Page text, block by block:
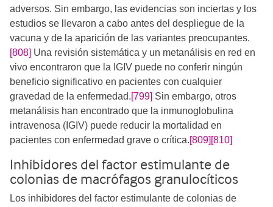
adversos. Sin embargo, las evidencias son inciertas y los
estudios se llevaron a cabo antes del despliegue de la
vacuna y de la aparición de las variantes preocupantes.
[808] ​ Una revisión sistemática y un metanálisis en red en
vivo encontraron que la IGIV puede no conferir ningún
beneficio significativo en pacientes con cualquier
gravedad de la enfermedad.[799] Sin embargo, otros
metanálisis han encontrado que la inmunoglobulina
intravenosa (IGIV) puede reducir la mortalidad en
pacientes con enfermedad grave o crítica.[809] [810]
Inhibidores del factor estimulante de
colonias de macrófagos granulocíticos
Los inhibidores del factor estimulante de colonias de